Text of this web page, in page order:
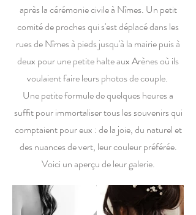
après la cérémonie civile à Nîmes. Un petit
comité de proches qui s'est déplacé dans les
rues de Nîmes à pieds jusqu'à la mairie puis à
deux pour une petite halte aux Arènes où ils
voulaient faire leurs photos de couple.
Une petite formule de quelques heures a
suffit pour immortaliser tous les souvenirs qui
comptaient pour eux : de la joie, du naturel et
des nuances de vert, leur couleur préférée.
Voici un aperçu de leur galerie.